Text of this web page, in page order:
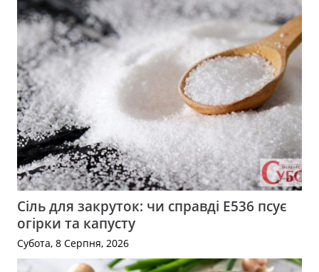
Сіль для закруток: чи справді Е536 псує
огірки та капусту
Субота, 8 Серпня, 2026